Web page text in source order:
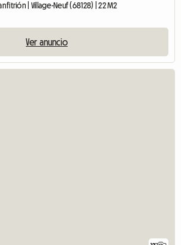
| Village-Neuf (68128) | 22 M2
Ver anuncio